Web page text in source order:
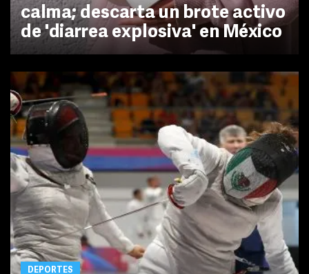
calma; descarta un brote activo
de 'diarrea explosiva' en México
DEPORTES